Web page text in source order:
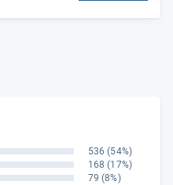
536 (54%)
168 (17%)
79 (8%)